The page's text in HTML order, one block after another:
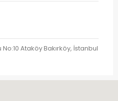
Ataköy Bakırköy, İstanbul